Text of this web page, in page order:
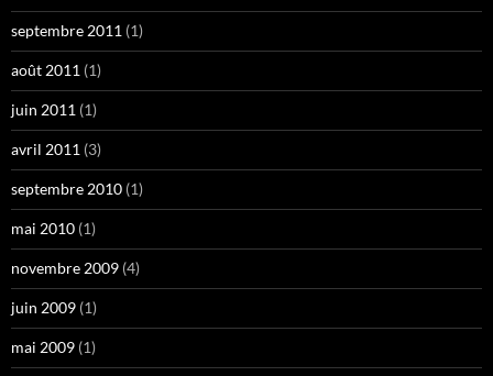
septembre 2011 (1)
août 2011 (1)
juin 2011 (1)
avril 2011 (3)
septembre 2010 (1)
mai 2010 (1)
novembre 2009 (4)
juin 2009 (1)
mai 2009 (1)